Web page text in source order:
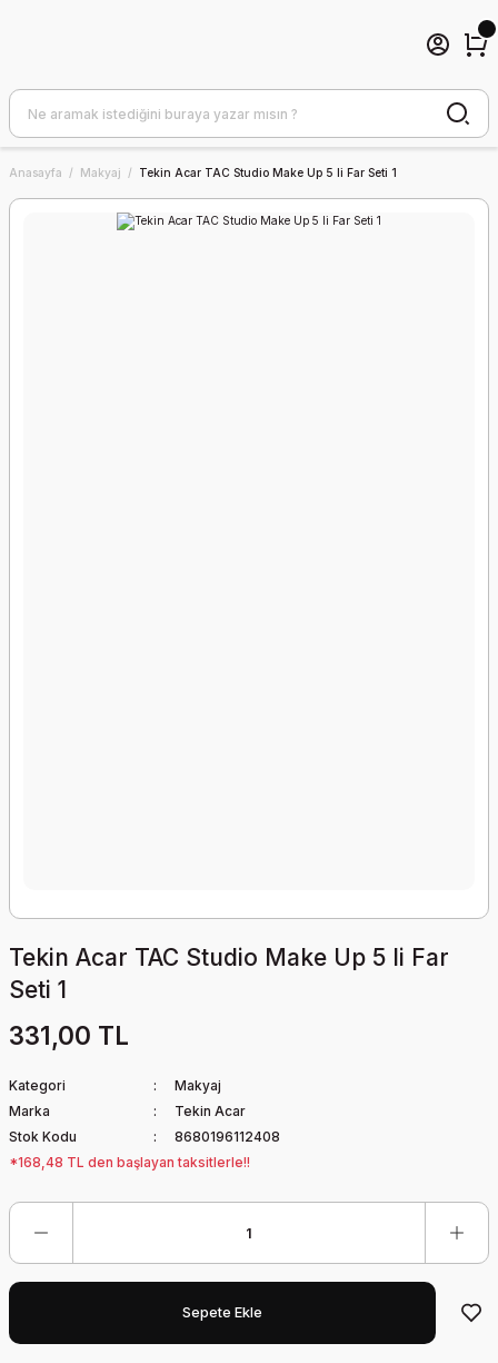
Anasayfa Makyaj Tekin Acar TAC Studio Make Up 5 li Far Seti 1
Tekin Acar TAC Studio Make Up 5 li Far
Seti 1
331,00 TL
Kategori
Makyaj
Marka
Tekin Acar
Stok Kodu
8680196112408
*168,48 TL den başlayan taksitlerle!!
Sepete Ekle